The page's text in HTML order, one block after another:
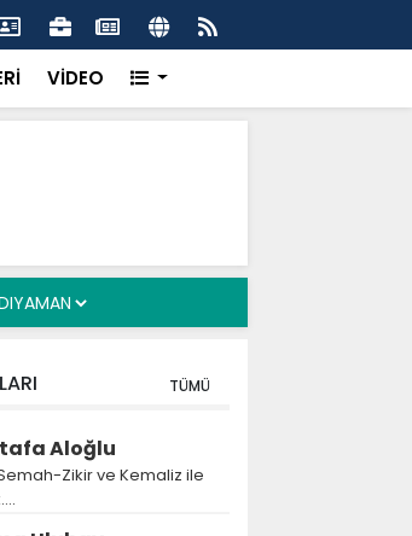
vatandaşa sıcak yemek
VİDEO
TÜMÜ
Aloğlu
Zikir ve Kemaliz ile